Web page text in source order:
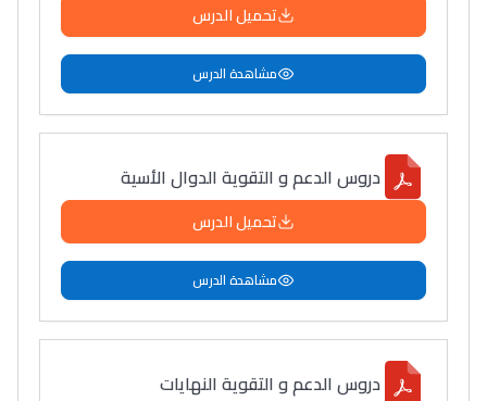
تحميل الدرس
مشاهدة الدرس
دروس الدعم و التقوية الدوال الأسية
تحميل الدرس
مشاهدة الدرس
دروس الدعم و التقوية النهايات